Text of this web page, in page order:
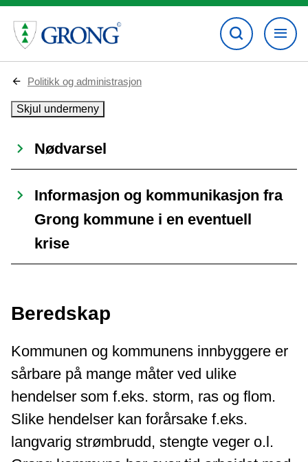
D
e
r
:
Politikk og administrasjon
Skjul undermeny
Nødvarsel
Informasjon og kommunikasjon fra
Grong kommune i en eventuell
krise
Beredskap
Kommunen og kommunens innbyggere er
sårbare på mange måter ved ulike
hendelser som f.eks. storm, ras og flom.
Slike hendelser kan forårsake f.eks.
langvarig strømbrudd, stengte veger o.l.